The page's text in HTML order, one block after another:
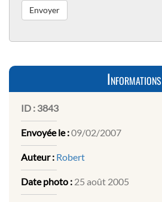
Informations
ID : 3843
Envoyée le :09/02/2007
Auteur : Robert
Date photo : 25 août 2005